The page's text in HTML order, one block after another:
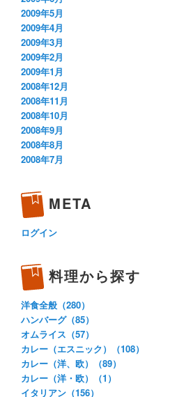
2009年5月
2009年4月
2009年3月
2009年2月
2009年1月
2008年12月
2008年11月
2008年10月
2008年9月
2008年8月
2008年7月
META
ログイン
料理から探す
洋食全般（280）
ハンバーグ（85）
オムライス（57）
カレー（エスニック）（108）
カレー（洋、欧）（89）
カレー（洋・欧）（1）
イタリアン（156）